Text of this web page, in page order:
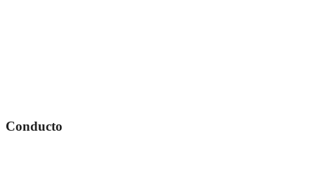
Conducto